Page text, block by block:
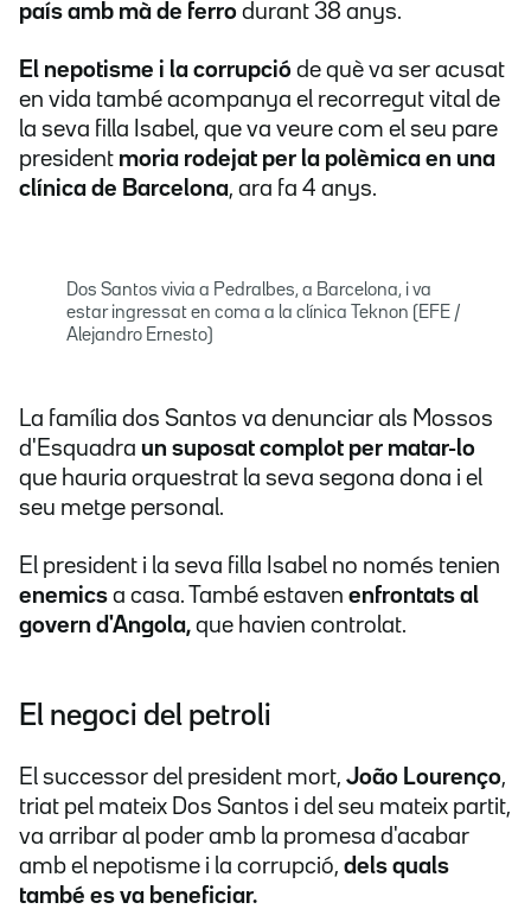
país amb mà de ferro durant 38 anys.
El nepotisme i la corrupció de què va ser acusat
en vida també acompanya el recorregut vital de
la seva filla Isabel, que va veure com el seu pare
president moria rodejat per la polèmica en una
clínica de Barcelona, ara fa 4 anys.
Dos Santos vivia a Pedralbes, a Barcelona, i va
estar ingressat en coma a la clínica Teknon (EFE /
Alejandro Ernesto)
La família dos Santos va denunciar als Mossos
d'Esquadra un suposat complot per matar-lo
que hauria orquestrat la seva segona dona i el
seu metge personal.
El president i la seva filla Isabel no només tenien
enemics a casa. També estaven enfrontats al
govern d'Angola, que havien controlat.
El negoci del petroli
El successor del president mort, João Lourenço,
triat pel mateix Dos Santos i del seu mateix partit,
va arribar al poder amb la promesa d'acabar
amb el nepotisme i la corrupció, dels quals
també es va beneficiar.